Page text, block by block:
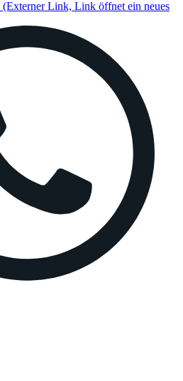
(Externer Link, Link öffnet ein neues